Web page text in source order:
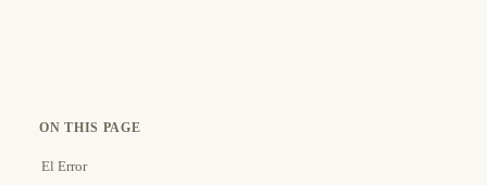
ON THIS PAGE
El Error